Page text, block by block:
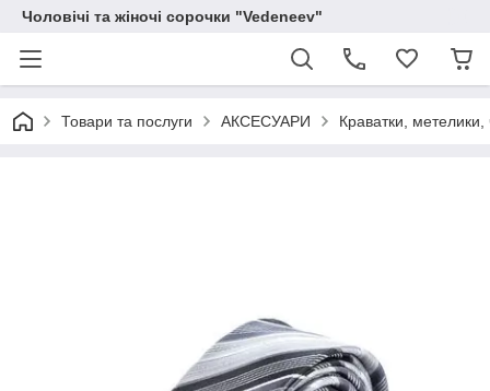
Чоловічі та жіночі сорочки "Vedeneev"
Товари та послуги АКСЕСУАРИ Краватки, метелики,